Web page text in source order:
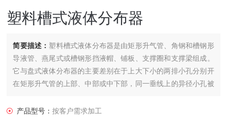
塑料槽式液体分布器
简要描述： 塑料槽式液体分布器是由矩形升气管、角钢和槽钢形
导液管、燕尾式或槽钢形挡液帽、铺板、支撑圈和支撑梁组成。
它与盘式液体分布器的主要差别在于上大下小的两排小孔分别开
在矩形升气管的上部、中部或中下部，同一垂线上的异径小孔被
产品型号：按客户需求加工